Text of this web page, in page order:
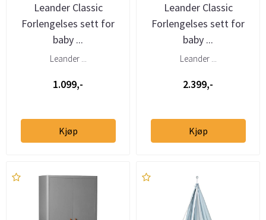
Leander Classic
Forlengelses sett for
baby ...
Leander ...
1.099,-
Kjøp
Leander Classic
Forlengelses sett for
baby ...
Leander ...
2.399,-
Kjøp